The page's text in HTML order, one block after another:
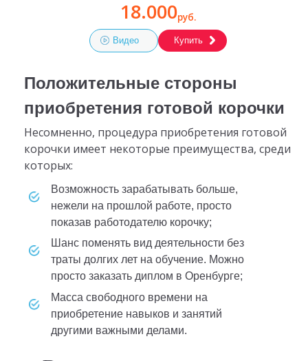
18.000руб.
Видео Купить
Положительные стороны
приобретения готовой корочки
Несомненно, процедура приобретения готовой
корочки имеет некоторые преимущества, среди
которых:
возможность зарабатывать больше,
нежели на прошлой работе, просто
показав работодателю корочку;
шанс поменять вид деятельности без
траты долгих лет на обучение. Можно
просто заказать диплом в Оренбурге;
масса свободного времени на
приобретение навыков и занятий
другими важными делами.